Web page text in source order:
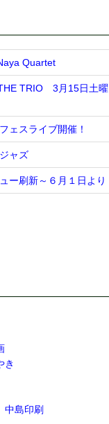
Quartet
TRIO 3月15日土曜
ェスライブ開催！
ャズ
ー刷新～６月１日より
き
島印刷